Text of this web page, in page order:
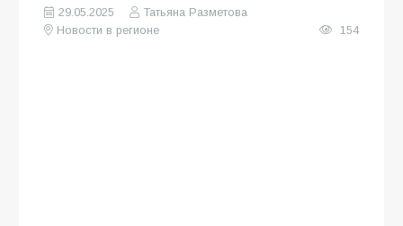
29.05.2025
Татьяна Разметова
Новости в регионе
154